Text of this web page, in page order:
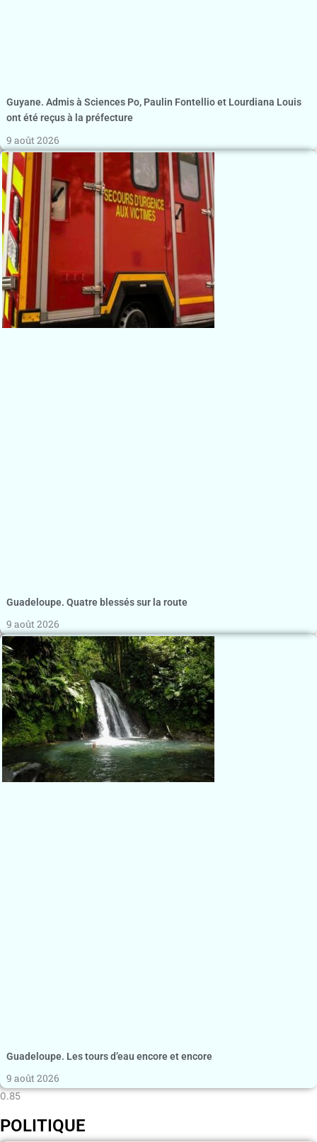
Guyane. Admis à Sciences Po, Paulin Fontellio et Lourdiana Louis
ont été reçus à la préfecture
9 août 2026
Guadeloupe. Quatre blessés sur la route
9 août 2026
Guadeloupe. Les tours d’eau encore et encore
9 août 2026
POLITIQUE